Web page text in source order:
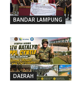
BANDAR LAMPUNG
DAERAH